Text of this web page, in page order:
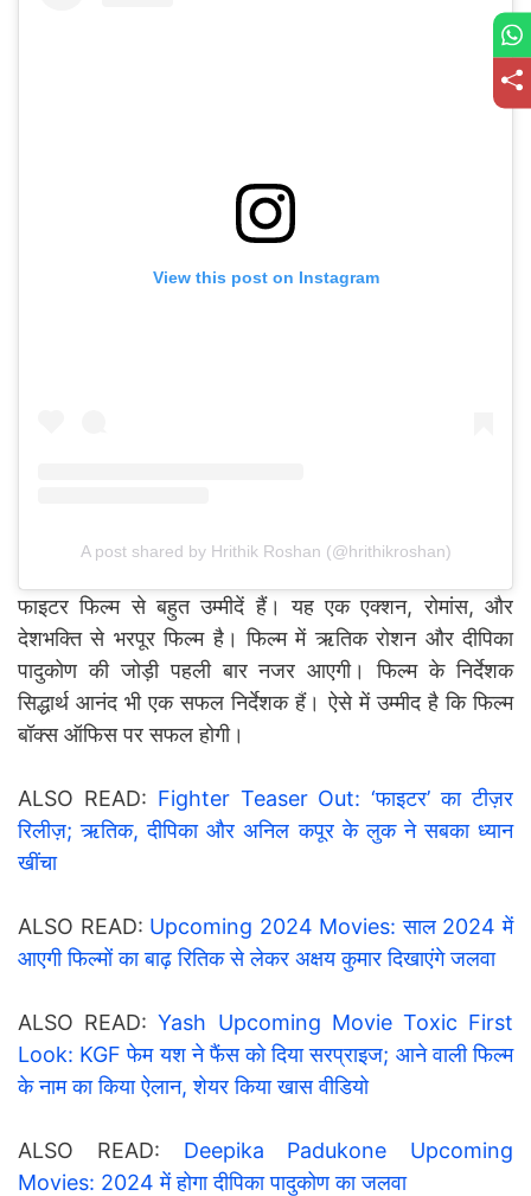
View this post on Instagram
A post shared by Hrithik Roshan (@hrithikroshan)
फाइटर फिल्म से बहुत उम्मीदें हैं। यह एक एक्शन, रोमांस, और
देशभक्ति से भरपूर फिल्म है। फिल्म में ऋतिक रोशन और दीपिका
पादुकोण की जोड़ी पहली बार नजर आएगी। फिल्म के निर्देशक
सिद्धार्थ आनंद भी एक सफल निर्देशक हैं। ऐसे में उम्मीद है कि फिल्म
बॉक्स ऑफिस पर सफल होगी।
ALSO READ: Fighter Teaser Out: ‘फाइटर’ का टीज़र
रिलीज़; ऋतिक, दीपिका और अनिल कपूर के लुक ने सबका ध्यान
खींचा
ALSO READ: Upcoming 2024 Movies: साल 2024 में
आएगी फिल्मों का बाढ़ रितिक से लेकर अक्षय कुमार दिखाएंगे जलवा
ALSO READ:Yash Upcoming Movie Toxic First
Look: KGF फेम यश ने फैंस को दिया सरप्राइज; आने वाली फिल्म
के नाम का किया ऐलान, शेयर किया खास वीडियो
ALSO READ: Deepika Padukone Upcoming
Movies: 2024 में होगा दीपिका पादुकोण का जलवा